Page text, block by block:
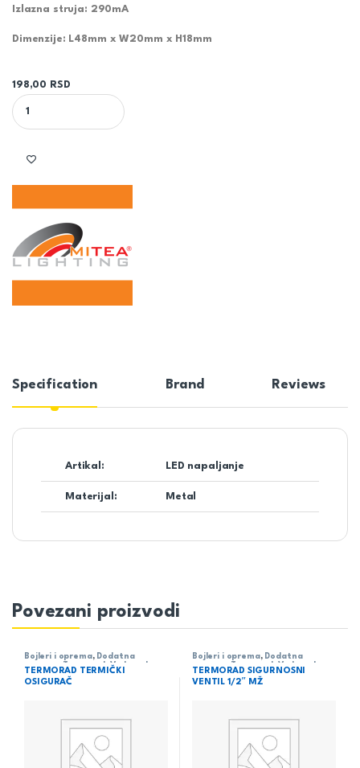
Izlazna struja: 290mA
Dimenzije: L48mm x W20mm x H18mm
198,00
RSD
LED NAPALJANJE ZA REFLEKTOR 10W quantity
Specification Brand Reviews
Artikal: LED napaljanje
Materijal: Metal
Povezani proizvodi
Bojleri i oprema, Dodatna
oprema ,Termorad, Vodovod
TERMORAD TERMIČKI
OSIGURAČ
Bojleri i oprema, Dodatna
oprema ,Termorad,Vodovod
TERMORAD SIGURNOSNI
VENTIL 1/2″ MŽ